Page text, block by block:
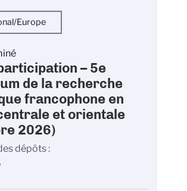
Europe
– 5e
de la recherche
francophone en
et orientale
2026)
dépôts